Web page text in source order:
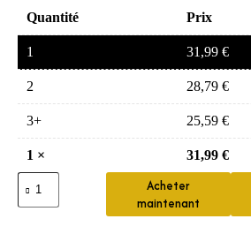
Quantité Prix
1 31,99 €
2 28,79 €
3+ 25,59 €
1 × 31,99 €
quantité
de
Pommeau
Acheter
maintenant